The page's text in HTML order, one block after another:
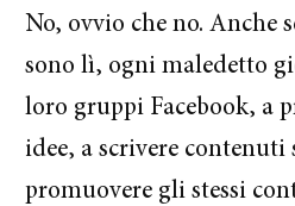
No, ovvio che no. Anche
sono lì, ogni maledetto
loro gruppi Facebook, a
idee, a scrivere contenuti
promuovere gli stessi